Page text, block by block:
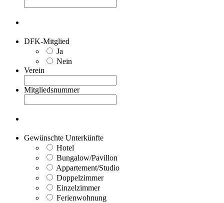
DFK-Mitglied
Ja
Nein
Verein
Mitgliedsnummer
Gewünschte Unterkünfte
Hotel
Bungalow/Pavillon
Appartement/Studio
Doppelzimmer
Einzelzimmer
Ferienwohnung